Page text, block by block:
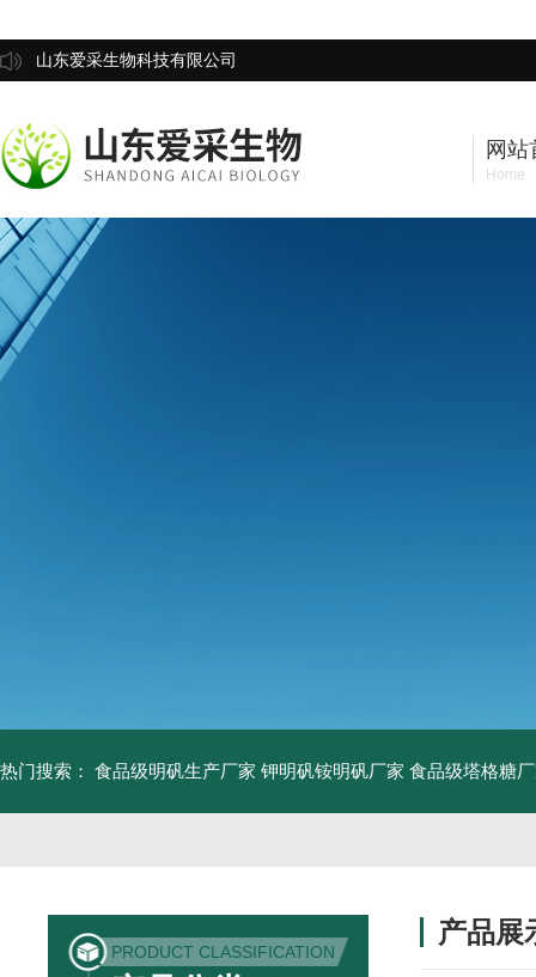
山东爱采生物科技有限公司
网站
Home
热门搜索： 食品级明矾生产厂家 钾明矾铵明矾厂家 食品级塔格糖
PRODUCT CLASSIFICATION
产品展